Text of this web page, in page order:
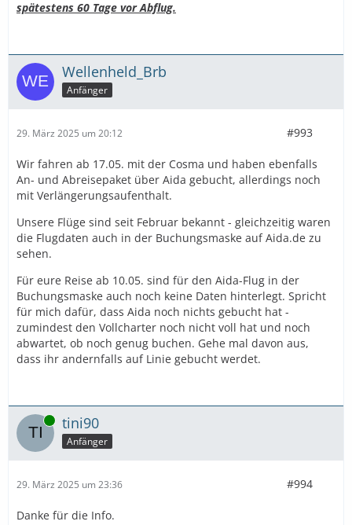
spätestens 60 Tage vor Abflug.
Wellenheld_Brb
Anfänger
29. März 2025 um 20:12 #993
Wir fahren ab 17.05. mit der Cosma und haben ebenfalls
An- und Abreisepaket über Aida gebucht, allerdings noch
mit Verlängerungsaufenthalt.
Unsere Flüge sind seit Februar bekannt - gleichzeitig waren
die Flugdaten auch in der Buchungsmaske auf Aida.de zu
sehen.
Für eure Reise ab 10.05. sind für den Aida-Flug in der
Buchungsmaske auch noch keine Daten hinterlegt. Spricht
für mich dafür, dass Aida noch nichts gebucht hat -
zumindest den Vollcharter noch nicht voll hat und noch
abwartet, ob noch genug buchen. Gehe mal davon aus,
dass ihr andernfalls auf Linie gebucht werdet.
Online tini90
Anfänger
29. März 2025 um 23:36 #994
Danke für die Info.